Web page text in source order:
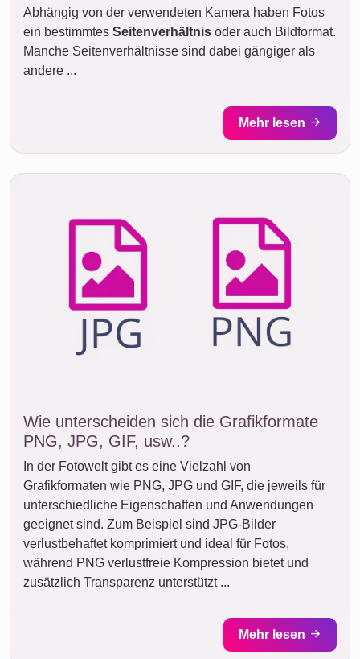
Abhängig von der verwendeten Kamera haben Fotos
ein bestimmtes Seitenverhältnis oder auch Bildformat.
Manche Seitenverhältnisse sind dabei gängiger als
andere ...
Mehr lesen
Wie unterscheiden sich die Grafikformate
PNG, JPG, GIF, usw..?
In der Fotowelt gibt es eine Vielzahl von
Grafikformaten wie PNG, JPG und GIF, die jeweils für
unterschiedliche Eigenschaften und Anwendungen
geeignet sind. Zum Beispiel sind JPG-Bilder
verlustbehaftet komprimiert und ideal für Fotos,
während PNG verlustfreie Kompression bietet und
zusätzlich Transparenz unterstützt ...
Mehr lesen